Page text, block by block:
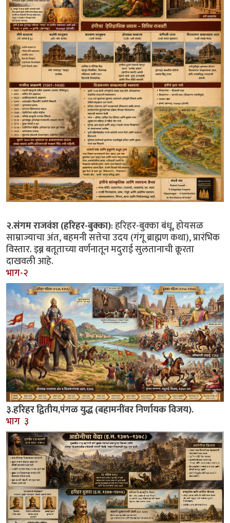
२.संगम राजवंश (हरिहर-बुक्का): हरिहर-बुक्का बंधू, होयसळ
साम्राज्याचा अंत, बहमनी सत्तेचा उदय (गंगू ब्राह्मण कथा), प्रारंभिक
विस्तार. इब्न बतूताच्या वर्णनातून मदुराई सुलतानाची क्रूरता
दाखवली आहे.
भाग-२
३.हरिहर द्वितीय,पंगळ युद्ध (बहामनींवर निर्णायक विजय).
भाग ३